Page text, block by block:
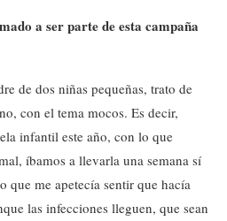
a ser parte de esta campaña
de dos niñas pequeñas, trato de
con el tema mocos. Es decir,
infantil este año, con lo que
íbamos a llevarla una semana sí
que me apetecía sentir que hacía
las infecciones lleguen, que sean